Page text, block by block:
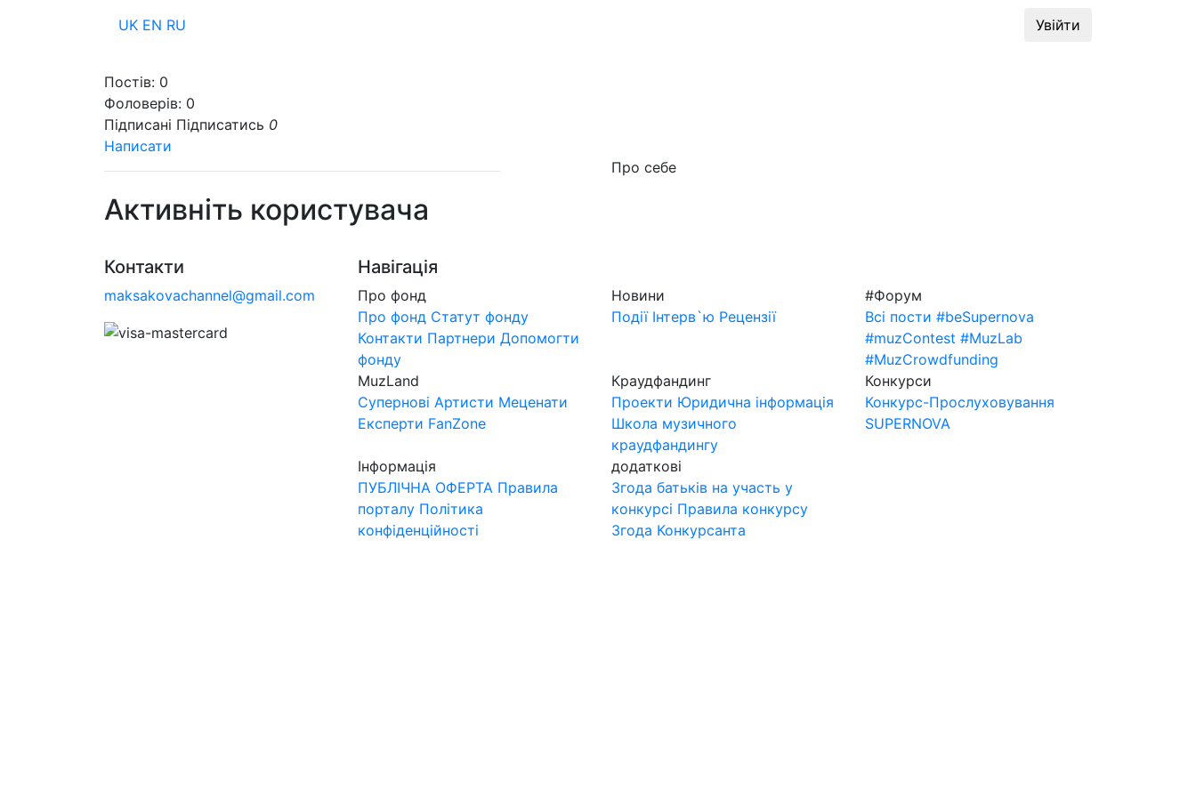
UK EN RU Увійти
Постів: 0
Фоловерів: 0
Підписані Підписатись 0
Написати
Про себе
Активніть користувача
Контакти
maksakovachannel@gmail.com
Навігація
Про фонд
Про фонд Статут фонду
Контакти Партнери Допомогти
фонду
Новини
Події Інтерв`ю Рецензії
#Форум
Всі пости #beSupernova
#muzContest #MuzLab
#MuzCrowdfunding
MuzLand
Супернові Артисти Меценати
Експерти FanZone
Краудфандинг
Проекти Юридична інформація
Школа музичного
краудфандингу
Конкурси
Конкурс-Прослуховування
SUPERNOVA
Інформація
ПУБЛІЧНА ОФЕРТА Правила
порталу Політика
конфіденційності
додаткові
Згода батьків на участь у
конкурсі Правила конкурсу
Згода Конкурсанта